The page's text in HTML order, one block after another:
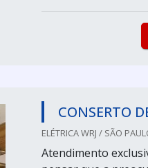
CONSERTO
ELÉTRICA WRJ / SÃO
Atendimento